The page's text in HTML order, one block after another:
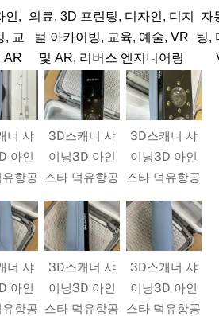
인,
, 교
AR
의료, 3D 프린팅, 디자인, 디지
털 아카이빙, 교육, 예술, VR
및 AR, 리버스 엔지니어링
자
팅,
너 샤
아인
항공
3D스캐너 샤
이닝3D 아인
스타 덕유항공
3D스캐너 샤
이닝3D 아인
스타 덕유항공
너 샤
아인
항공
3D스캐너 샤
이닝3D 아인
스타 덕유항공
3D스캐너 샤
이닝3D 아인
스타 덕유항공